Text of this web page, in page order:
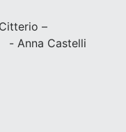
–
- Anna Castelli